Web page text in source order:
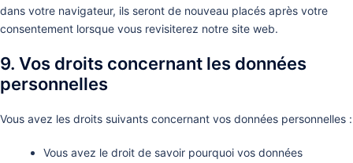
dans votre navigateur, ils seront de nouveau placés après votre
consentement lorsque vous revisiterez notre site web.
9. Vos droits concernant les données
personnelles
Vous avez les droits suivants concernant vos données personnelles :
Vous avez le droit de savoir pourquoi vos données